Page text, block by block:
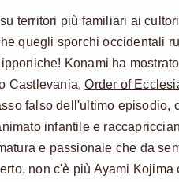
territori più familiari ai
quegli sporchi occidentali
Konami ha
Castlevania,Order of
falso dell'ultimo episodio,
infantile e
e passionale che da
non c'è più Ayami